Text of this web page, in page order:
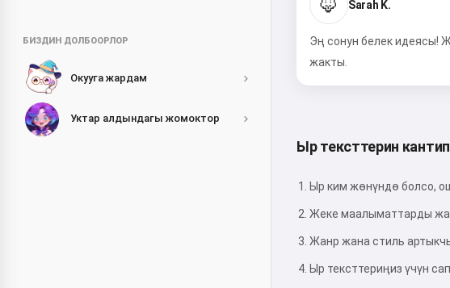
БИЗДИН ДОЛБООРЛОР
Окууга жардам
Уктар алдындагы жомоктор
🦊 Sarah K.
Эң сонун белек идеясы!
жакты.
Ыр тексттерин
Ыр ким жөнүндө болсо,
Жеке маалыматтарды
Жанр жана стиль
Ыр тексттериңиз үчүн